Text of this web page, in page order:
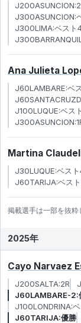
J300ASUNCION:
J300LIMA:ベスト
Ana Julieta
J60LAMBARE:ベ
J100LUQUE:ベス
Martina
J30LUQUE:ベス
J60TARIJA:ベス
掲載選手は一部を抜粋
2025年
Cayo Narvaez
J200SALTA:2R
J60LAMBARE-2:
J100LONDRINA:
J60TARIJA:優勝